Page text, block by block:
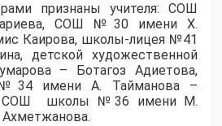
признаны учителя: СОШ
СОШ №30 имени Х.
Каирова, школы-лицея №41
детской художественной
– Ботагоз Адиетова,
№34 имени А. Тайманова –
СОШ школы №36 имени М.
Ахметжанова.